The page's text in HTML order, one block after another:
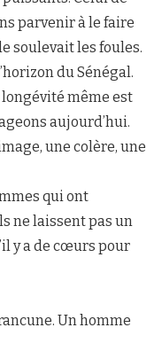
parvenir à le faire
soulevait les foules.
du Sénégal.
même est
aujourd’hui.
une colère, une
qui ont
ne laissent pas un
y a de cœurs pour
Un homme